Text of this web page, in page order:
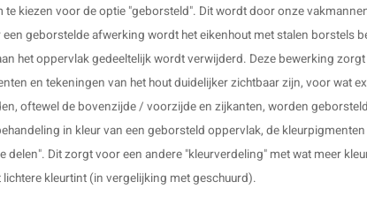
te kiezen voor de optie "geborsteld". Dit wordt door onze
geborstelde afwerking wordt het eikenhout met stalen borstels
het oppervlak gedeeltelijk wordt verwijderd. Deze bewerking
en tekeningen van het hout duidelijker zichtbaar zijn, voor wat
oftewel de bovenzijde / voorzijde en zijkanten, worden
in kleur van een geborsteld oppervlak, de
delen". Dit zorgt voor een andere "kleurverdeling" met wat meer
kleurtint (in vergelijking met geschuurd).